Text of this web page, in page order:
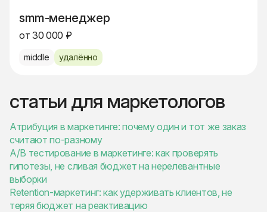
smm-менеджер
от 30 000 ₽
middle удалённо
статьи для маркетологов
Атрибуция в маркетинге: почему один и тот же заказ
считают по-разному
A/B тестирование в маркетинге: как проверять
гипотезы, не сливая бюджет на нерелевантные
выборки
Retention-маркетинг: как удерживать клиентов, не
теряя бюджет на реактивацию